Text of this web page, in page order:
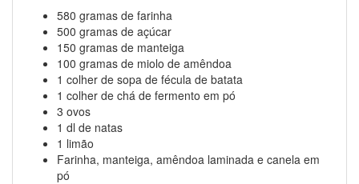
580 gramas de farinha
500 gramas de açúcar
150 gramas de manteiga
100 gramas de miolo de amêndoa
1 colher de sopa de fécula de batata
1 colher de chá de fermento em pó
3 ovos
1 dl de natas
1 limão
Farinha, manteiga, amêndoa laminada e canela em
pó